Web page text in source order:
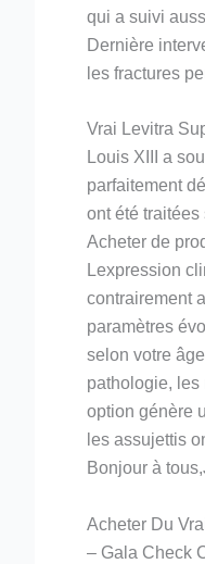
qui a suivi
Dernière
les fractures
Vrai Levitra
Louis XIII a
parfaitement
ont été
Acheter de
Lexpression
contrairement
paramètres
selon votre
pathologie, les
option génère
les assujettis
Bonjour à
Acheter Du
– Gala Check